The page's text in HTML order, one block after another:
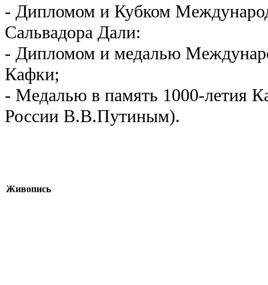
- Дипломом и Кубком
Сальвадора Дали:
- Дипломом и медалью
Кафки;
- Медалью в память 1000-летия
России В.В.Путиным).
Живопись